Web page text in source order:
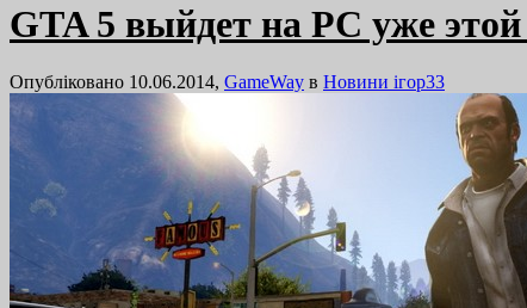
GTA 5 выйдет на PC уже
Опубліковано 10.06.2014, GameWay в Новини ігор33